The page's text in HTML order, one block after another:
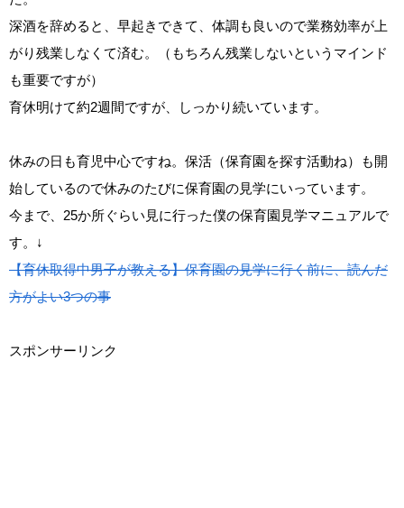
深酒を辞めると、早起きできて、体調も良いので業務効率が上
がり残業しなくて済む。（もちろん残業しないというマインド
も重要ですが）
育休明けて約2週間ですが、しっかり続いています。
休みの日も育児中心ですね。保活（保育園を探す活動ね）も開
始しているので休みのたびに保育園の見学にいっています。
今まで、25か所ぐらい見に行った僕の保育園見学マニュアルで
す。↓
【育休取得中男子が教える】保育園の見学に行く前に、読んだ
方がよい3つの事
スポンサーリンク